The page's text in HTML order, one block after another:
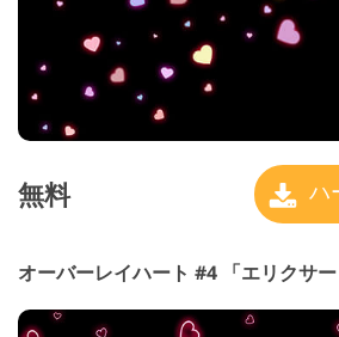
無料 ハ
オーバーレイハート #4 「エリクサー